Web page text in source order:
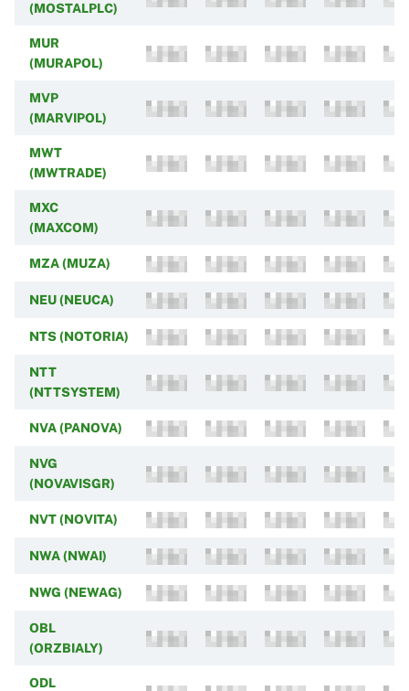
(MOSTALPLC)
MUR
(MURAPOL)
MVP
(MARVIPOL)
MWT
(MWTRADE)
MXC
(MAXCOM)
MZA (MUZA)
NEU (NEUCA)
NTS (NOTORIA)
NTT
(NTTSYSTEM)
NVA (PANOVA)
NVG
(NOVAVISGR)
NVT (NOVITA)
NWA (NWAI)
NWG (NEWAG)
OBL
(ORZBIALY)
ODL